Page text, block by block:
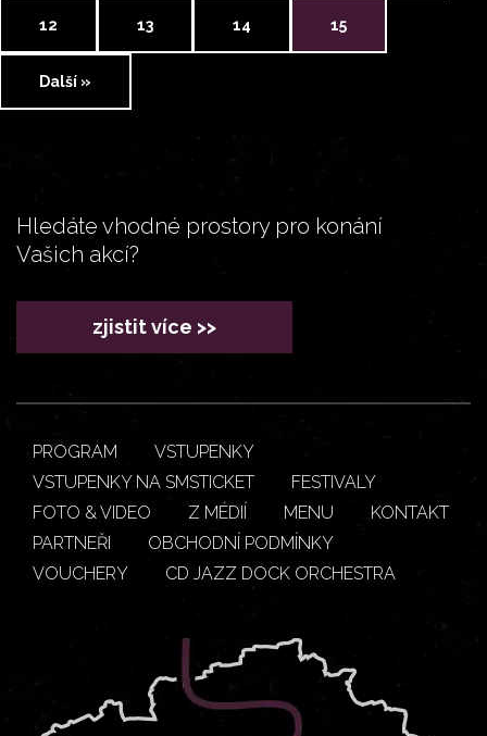
12 13 14 15
Další »
Hledáte vhodné prostory pro konání
Vašich akcí?
zjistit více >>
PROGRAM
VSTUPENKY
VSTUPENKY NA SMSTICKET
FESTIVALY
FOTO & VIDEO
Z MÉDIÍ MENU
KONTAKT
PARTNEŘI
OBCHODNÍ PODMÍNKY
VOUCHERY
CD JAZZ DOCK ORCHESTRA